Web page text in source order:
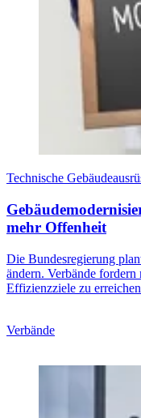
Technische
mehr Offenheit
Die Bundesregierung
ändern. Verbände
Effizienzziele zu
Verbände